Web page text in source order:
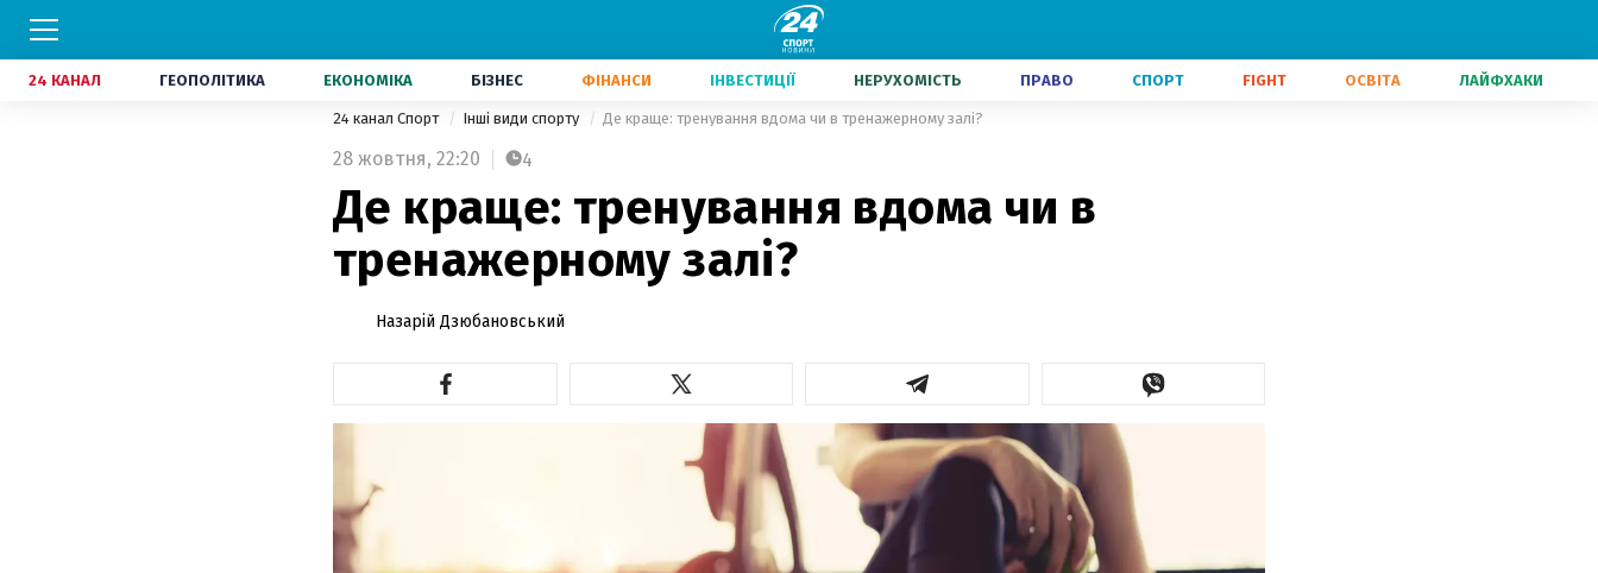
24 КАНАЛ ГЕОПОЛІТИКА ЕКОНОМІКА БІЗНЕС ФІНАНСИ ІНВЕСТИЦІЇ НЕРУХОМІСТЬ ПРАВО СПОРТ FIGHT ОСВІТА ЛАЙФХАКИ
24 канал Спорт Інші види спорту Де краще: тренування вдома чи в тренажерному залі?
28 жовтня, 22:20 4
Де краще: тренування вдома чи в
тренажерному залі?
Назарій Дзюбановський